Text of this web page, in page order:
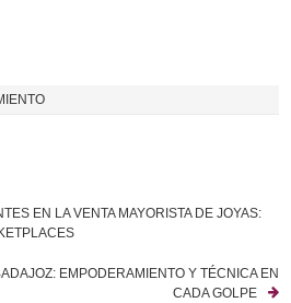
EN LA VENTA MAYORISTA DE JOYAS:
EMPODERAMIENTO Y TÉCNICA EN
CADA GOLPE